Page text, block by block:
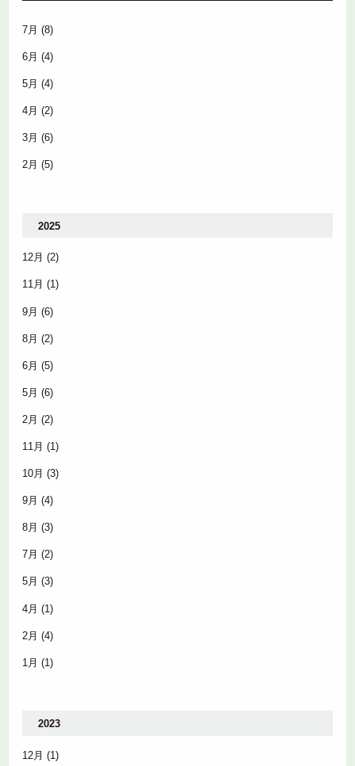
7月 (8)
6月 (4)
5月 (4)
4月 (2)
3月 (6)
2月 (5)
2025
12月 (2)
11月 (1)
9月 (6)
8月 (2)
6月 (5)
5月 (6)
2月 (2)
11月 (1)
10月 (3)
9月 (4)
8月 (3)
7月 (2)
5月 (3)
4月 (1)
2月 (4)
1月 (1)
2023
12月 (1)